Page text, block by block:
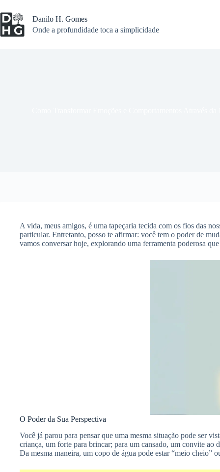
para
o
conteúdo
Danilo H. Gomes
Onde a profundidade toca a simplicidade
A vida, meus amigos, é uma tapeçaria tecida com os fios das
particular. Entretanto, posso te afirmar: você tem o poder de
vamos conversar hoje, explorando uma ferramenta poderosa
O Poder da Sua Perspectiva
Você já parou para pensar que uma mesma situação pode ser
criança, um forte para brincar; para um cansado, um convite ao
Da mesma maneira, um copo de água pode estar “meio